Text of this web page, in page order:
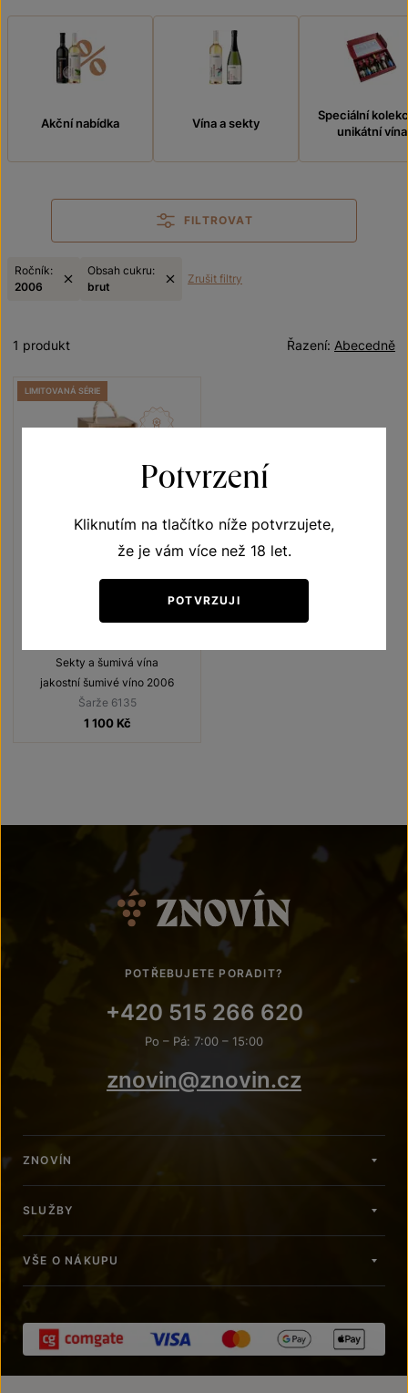
Akční nabídka Vína a sekty
Speciální
unikátní vína
FILTROVAT
Ročník:
2006
Obsah cukru:
brut
Zrušit filtry
Abecedně
Řazení:
1 produkt
Sekty a šumivá vína
jakostní šumivé víno 2006
Šarže 6135
1 100 Kč
LIMITOVANÁ SÉRIE
POTŘEBUJETE PORADIT?
+420 515 266 620
Po – Pá: 7:00 – 15:00
znovin@znovin.cz
ZNOVÍN
SLUŽBY
VŠE O NÁKUPU
Potvrzení
Kliknutím na tlačítko níže potvrzujete,
že je vám více než 18 let.
POTVRZUJI